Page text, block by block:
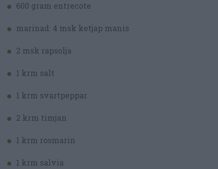
600 gram entrecote
marinad: 4 msk ketjap manis
2 msk rapsolja
1 krm salt
1 krm svartpeppar
2 krm timjan
1 krm rosmarin
1 krm salvia